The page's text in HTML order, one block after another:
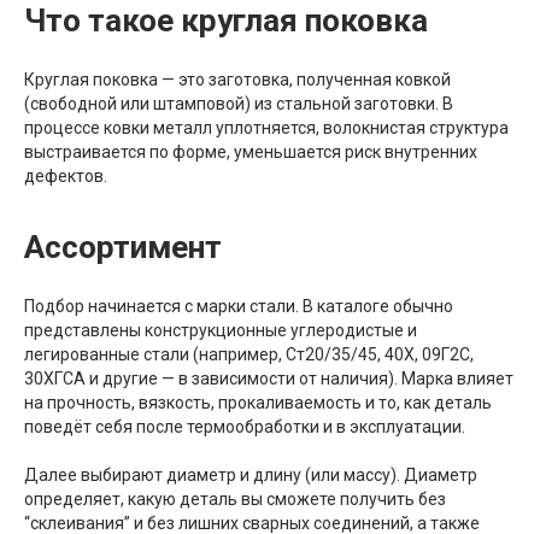
Что такое круглая поковка
Круглая поковка — это заготовка, полученная ковкой
(свободной или штамповой) из стальной заготовки. В
процессе ковки металл уплотняется, волокнистая структура
выстраивается по форме, уменьшается риск внутренних
дефектов.
Ассортимент
Подбор начинается с марки стали. В каталоге обычно
представлены конструкционные углеродистые и
легированные стали (например, Ст20/35/45, 40Х, 09Г2С,
30ХГСА и другие — в зависимости от наличия). Марка влияет
на прочность, вязкость, прокаливаемость и то, как деталь
поведёт себя после термообработки и в эксплуатации.
Далее выбирают диаметр и длину (или массу). Диаметр
определяет, какую деталь вы сможете получить без
“склеивания” и без лишних сварных соединений, а также